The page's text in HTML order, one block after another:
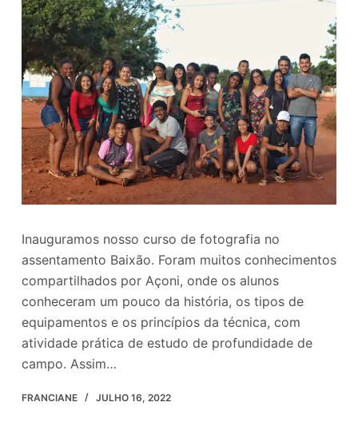
e
ú
o
Inauguramos nosso curso de fotografia no
assentamento Baixão. Foram muitos conhecimentos
compartilhados por Açoni, onde os alunos
conheceram um pouco da história, os tipos de
equipamentos e os princípios da técnica, com
atividade prática de estudo de profundidade de
campo. Assim…
FRANCIANE JULHO 16, 2022